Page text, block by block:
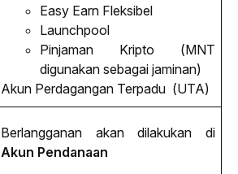
Easy Earn Fleksibel
Launchpool
Pinjaman Kripto (MNT
digunakan sebagai jaminan)
Akun Perdagangan Terpadu  (UTA)
Akun Pendanaan